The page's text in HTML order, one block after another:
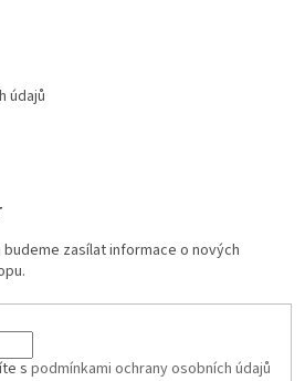
údajů
budeme zasílat informace o nových
s podmínkami ochrany osobních údajů